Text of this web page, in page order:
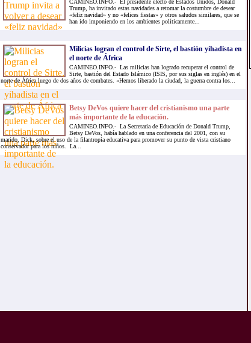
CAMINEO.INFO.- El presidente electo de Estados Unidos, Donald
Trump, ha invitado estas navidades a retomar la costumbre de desear
«feliz navidad» y no «felices fiestas» y otros saludos similares, que se
han ido imponiendo en los ambientes políticamente...
Milicias logran el control de Sirte, el bastión yihadista en
el norte de África
CAMINEO.INFO.- Las milicias han logrado recuperar el control de
Sirte, bastión del Estado Islámico (ISIS, por sus siglas en inglés) en el
norte de África luego de dos años de combates. «Hemos liberado la ciudad, la guerra contra los...
Betsy DeVos quiere hacer del cristianismo una parte
más importante de la educación.
CAMINEO.INFO.- La Secretaria de Educación de Donald Trump,
Betsy DeVos, había hablado en una conferencia del 2001, con su
marido, Dick, sobre el uso de la filantropía educativa para promover su punto de vista cristiano
conservador para los niños. La...